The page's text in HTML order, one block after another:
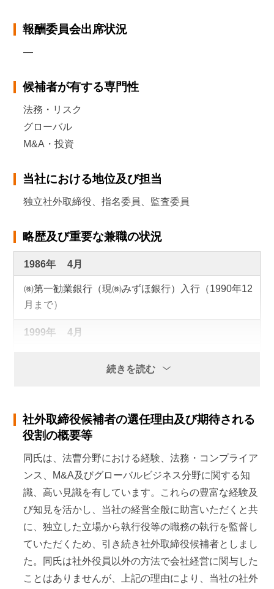
報酬委員会出席状況
―
候補者が有する専門性
法務・リスク
グローバル
M&A・投資
当社における地位及び担当
独立社外取締役、指名委員、監査委員
略歴及び重要な兼職の状況
1986年 4月
㈱第一勧業銀行（現㈱みずほ銀行）入行（1990年12
月まで）
1999年 4月
2004年 9月
太陽法律事務所（現ポールヘイスティングス法律事務
所・外国法共同事業）入所
2006年 9月
JPモルガン証券㈱入社
2008年 4月
TMI総合法律事務所入所（現任）
続きを読む
社外取締役候補者の選任理由及び期待される
役割の概要等
同氏は、法曹分野における経験、法務・コンプライア
ンス、M&A及びグローバルビジネス分野に関する知
識、高い見識を有しています。これらの豊富な経験及
び知見を活かし、当社の経営全般に助言いただくと共
に、独立した立場から執行役等の職務の執行を監督し
ていただくため、引き続き社外取締役候補者としまし
た。同氏は社外役員以外の方法で会社経営に関与した
ことはありませんが、上記の理由により、当社の社外